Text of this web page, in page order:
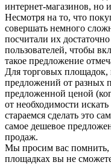
интернет-магазинов, но
Несмотря на то, что
совершать немного
посчитали их
пользователей, чтобы
такое предложение
Для торговых площадок,
предложений от разных
предложенной ценой
от необходимости
стараемся сделать это
самое дешевое
продаж.
Мы просим вас помнить,
площадках вы не